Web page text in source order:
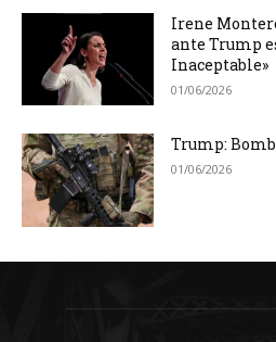
Irene
ante Trump
Inaceptable»
01/06/2026
Trump:
01/06/2026